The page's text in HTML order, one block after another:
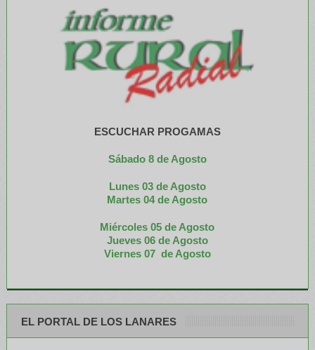
ESCUCHAR PROGAMAS
Sábado 8 de Agosto
Lunes 03 de Agosto
Martes 04 de Agosto
Miércoles 05 de Agosto
Jueves 06 de Agosto
Viernes 07 de Agosto
EL PORTAL DE LOS LANARES